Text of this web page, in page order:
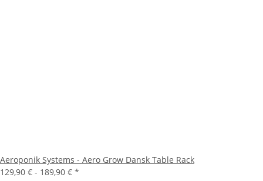
Aeroponik Systems - Aero Grow Dansk Table Rack
129,90 € - 189,90 € *